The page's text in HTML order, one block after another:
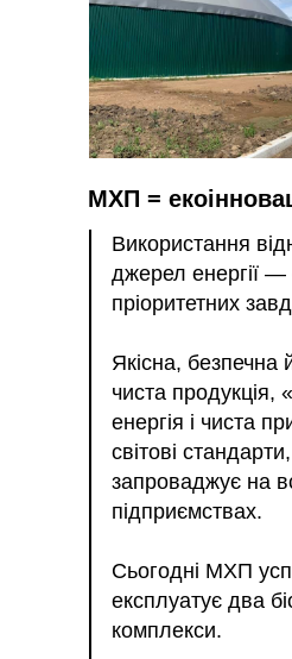
Використання
джерел енергії —
пріоритетних
Якісна, безпечна
чиста продукція,
енергія і чиста
світові
запроваджує на
підприємствах.
Сьогодні МХП
експлуатує два
комплекси.
МХП =